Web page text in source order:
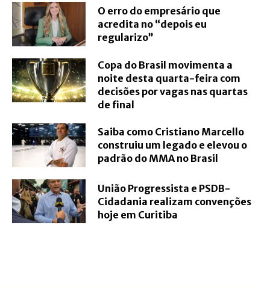
O erro do empresário que
acredita no “depois eu
regularizo”
Copa do Brasil movimenta a
noite desta quarta-feira com
decisões por vagas nas quartas
de final
Saiba como Cristiano Marcello
construiu um legado e elevou o
padrão do MMA no Brasil
União Progressista e PSDB-
Cidadania realizam convenções
hoje em Curitiba